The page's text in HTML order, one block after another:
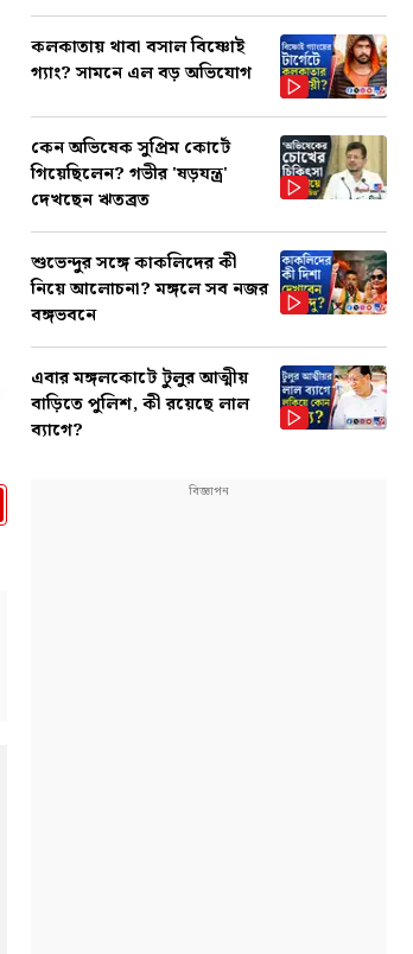
কলকাতায় থাবা বসাল বিষ্ণোই
গ্যাং? সামনে এল বড় অভিযোগ
কেন অভিষেক সুপ্রিম কোর্টে
গিয়েছিলেন? গভীর 'ষড়যন্ত্র'
দেখছেন ঋতব্রত
শুভেন্দুর সঙ্গে কাকলিদের কী
নিয়ে আলোচনা? মঙ্গলে সব নজর
বঙ্গভবনে
এবার মঙ্গলকোটে টুলুর আত্মীয়
বাড়িতে পুলিশ, কী রয়েছে লাল
ব্যাগে?